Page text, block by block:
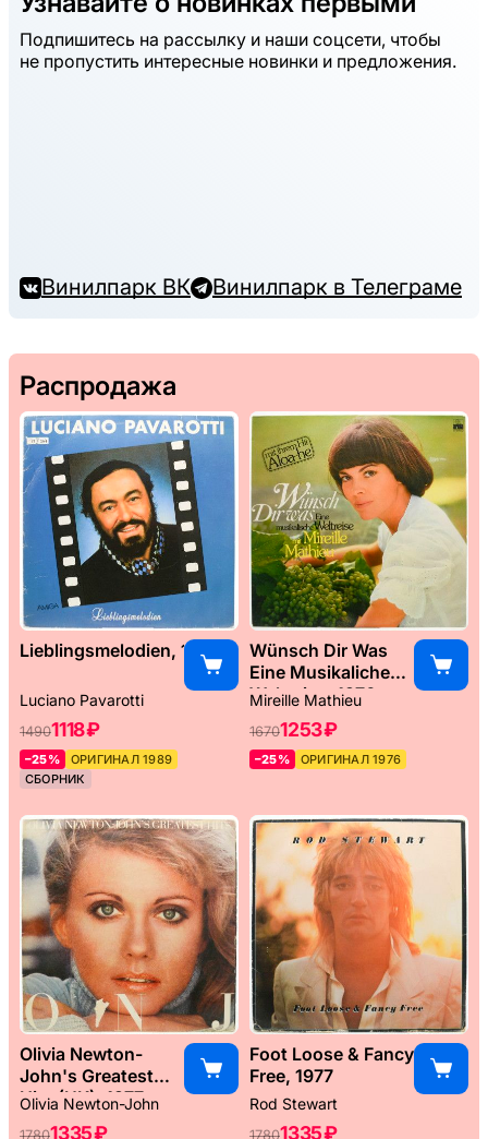
Подпишитесь на рассылку и наши соцсети, чтобы
не пропустить интересные новинки и предложения.
Винилпарк ВК Винилпарк в Телеграме
Распродажа
Lieblingsmelodien, 1989
Luciano Pavarotti
14901118 ₽
–25%
ОРИГИНАЛ 1989
СБОРНИК
Wünsch Dir Was
Eine Musikaliche
Weltreise, 1976
Mireille Mathieu
16701253 ₽
–25% ОРИГИНАЛ 1976
Olivia Newton-
John's Greatest
Hits (UK), 1977
Olivia Newton-John
17801335 ₽
Foot Loose & Fancy
Free, 1977
Rod Stewart
17801335 ₽